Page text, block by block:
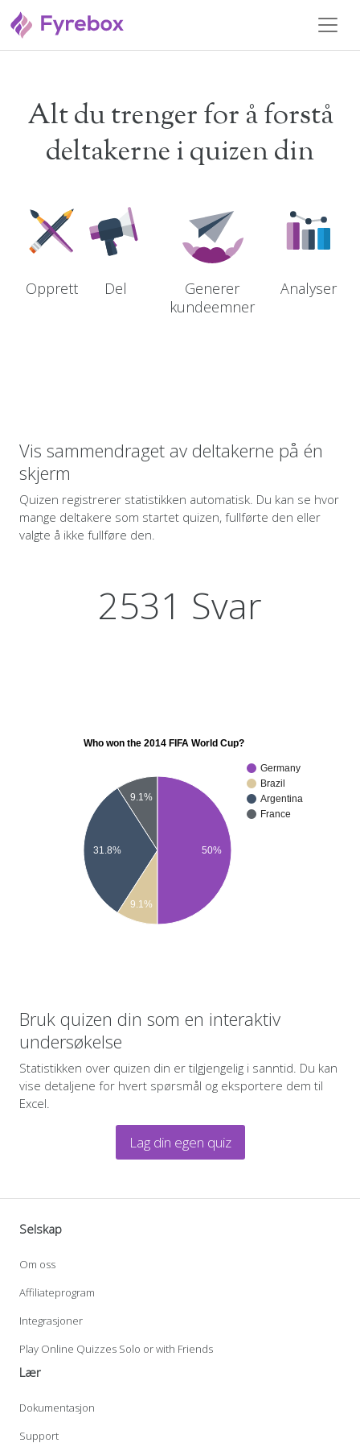
Alt du trenger for å forstå
deltakerne i quizen din
Opprett Del
Generer
kundeemner
Analyser
Vis sammendraget av deltakerne på én
skjerm
Quizen registrerer statistikken automatisk. Du kan se hvor
mange deltakere som startet quizen, fullførte den eller
valgte å ikke fullføre den.
2531 Svar
Who won the 2014 FIFA World Cup?
Germany
Brazil
Argentina
France
9.1%
31.8%
9.1%
50%
Bruk quizen din som en interaktiv
undersøkelse
Statistikken over quizen din er tilgjengelig i sanntid. Du kan
vise detaljene for hvert spørsmål og eksportere dem til
Excel.
Lag din egen quiz
Selskap
Om oss
Affiliateprogram
Integrasjoner
Play Online Quizzes Solo or with Friends
Lær
Dokumentasjon
Support